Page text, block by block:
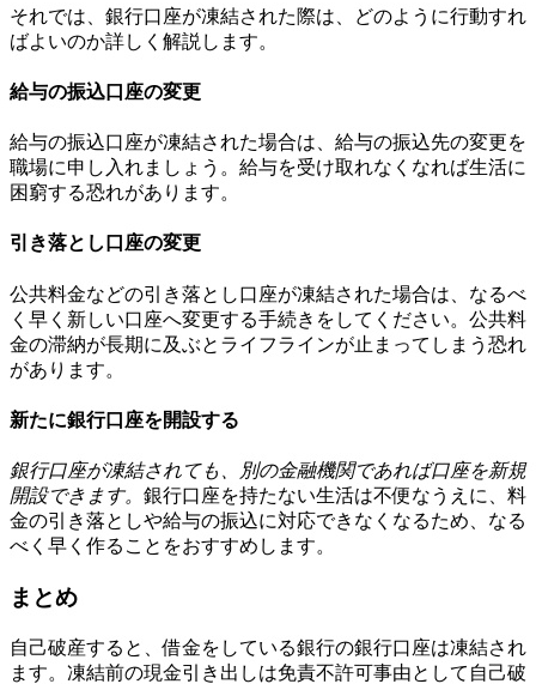
それでは、銀行口座が凍結された際は、どのように行動すれ
ばよいのか詳しく解説します。
給与の振込口座の変更
給与の振込口座が凍結された場合は、給与の振込先の変更を
職場に申し入れましょう。給与を受け取れなくなれば生活に
困窮する恐れがあります。
引き落とし口座の変更
公共料金などの引き落とし口座が凍結された場合は、なるべ
く早く新しい口座へ変更する手続きをしてください。公共料
金の滞納が長期に及ぶとライフラインが止まってしまう恐れ
があります。
新たに銀行口座を開設する
銀行口座が凍結されても、別の金融機関であれば口座を新規
開設できます。 銀行口座を持たない生活は不便なうえに、料
金の引き落としや給与の振込に対応できなくなるため、なる
べく早く作ることをおすすめします。
まとめ
自己破産すると、借金をしている銀行の銀行口座は凍結され
ます。凍結前の現金引き出しは免責不許可事由として自己破